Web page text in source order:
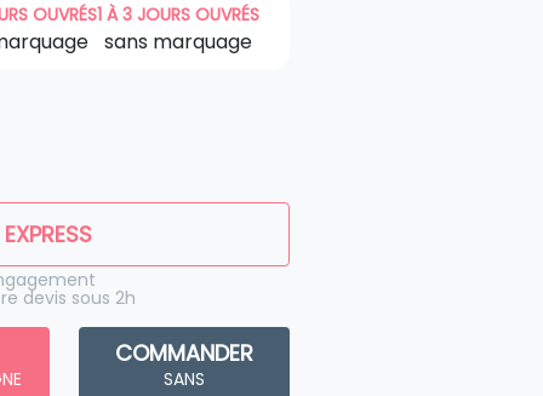
OUVRÉS1 À 3 JOURS OUVRÉS
sans marquage
devis sous 2h
COMMANDER
SANS